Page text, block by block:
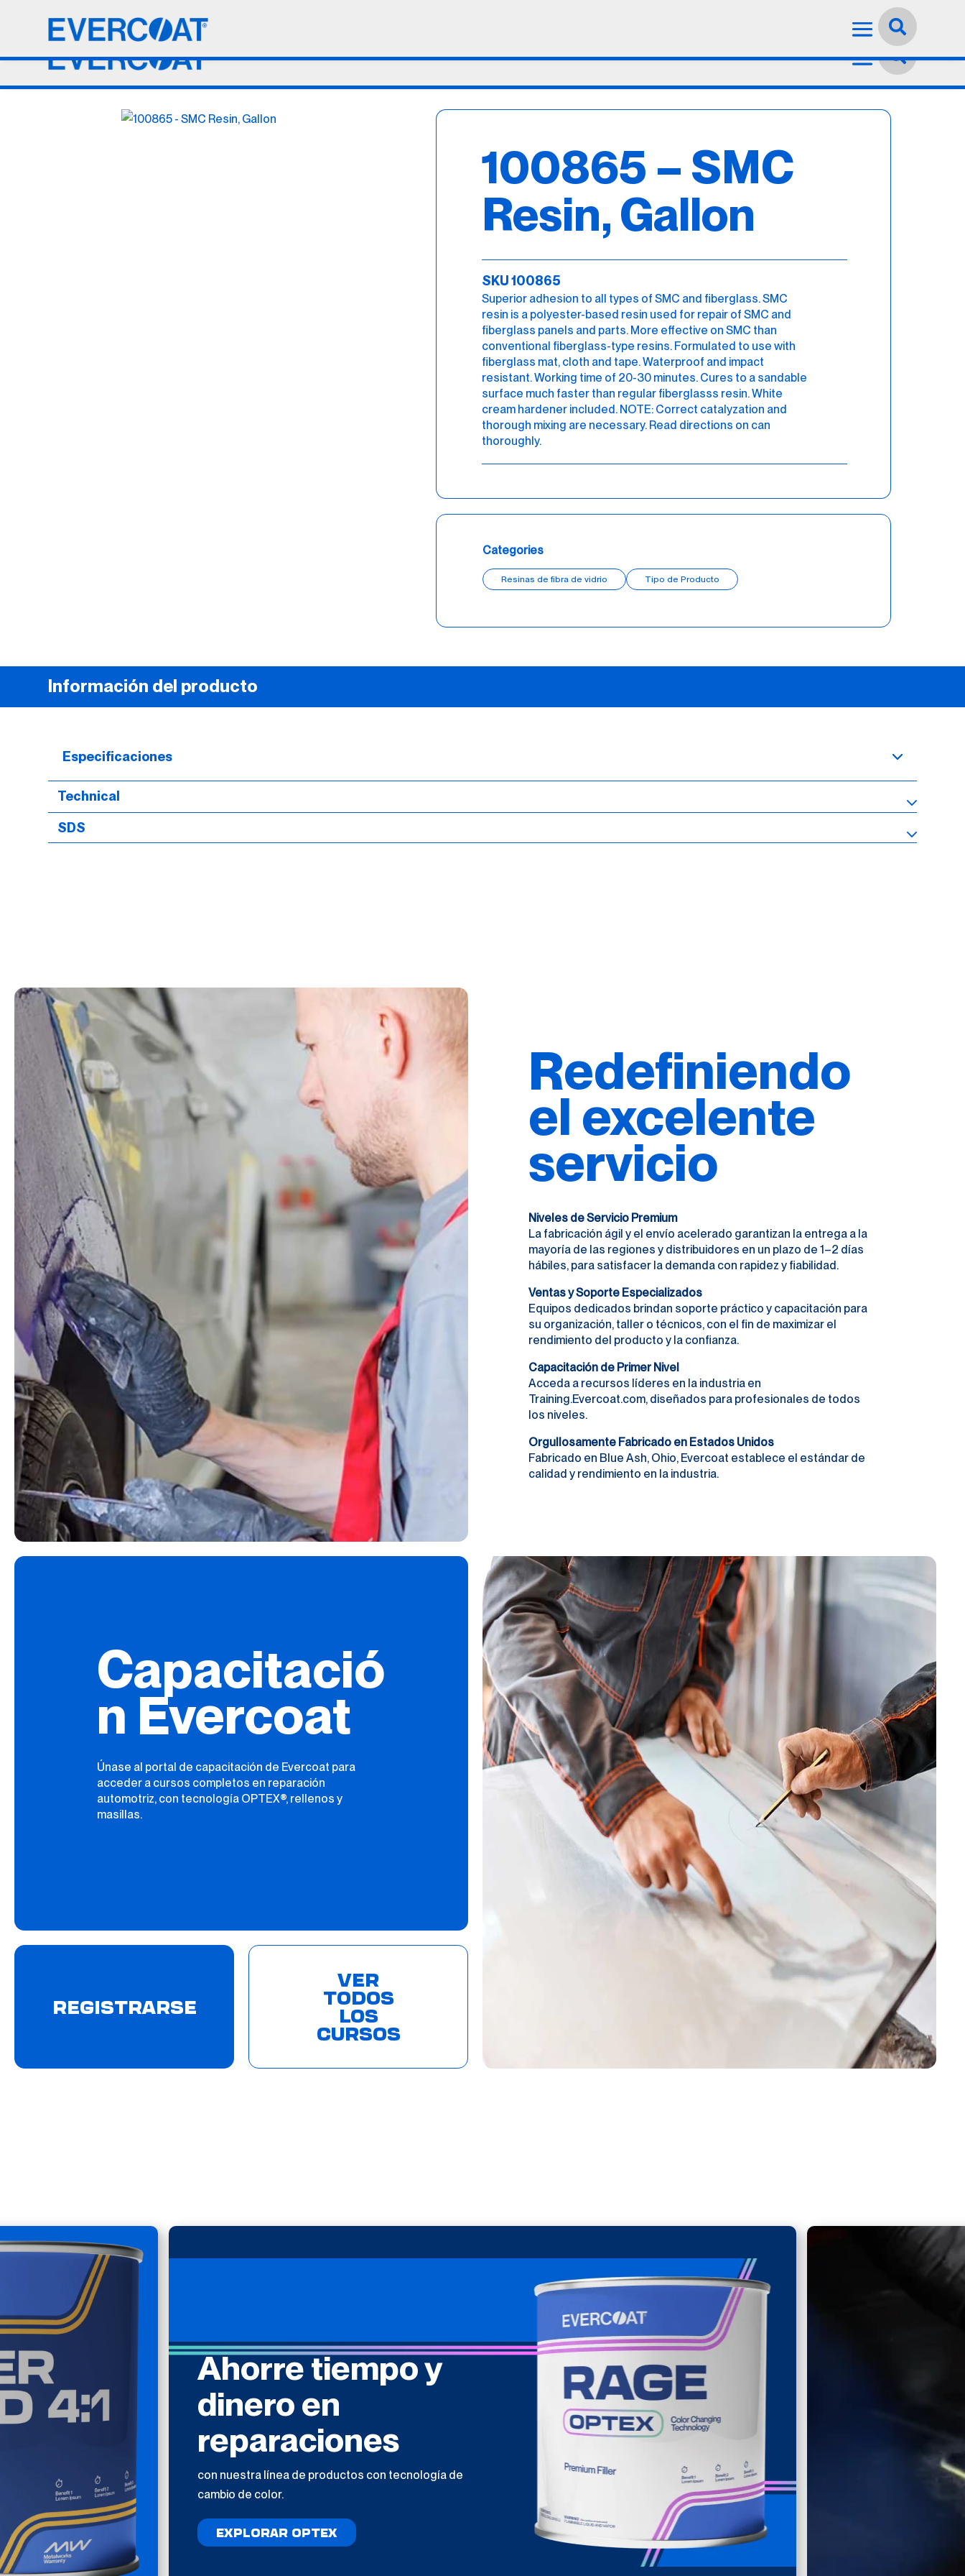
Español


100865 – SMC
Resin, Gallon
SKU 100865
Superior adhesion to all types of SMC and fiberglass. SMC
resin is a polyester-based resin used for repair of SMC and
fiberglass panels and parts. More effective on SMC than
conventional fiberglass-type resins. Formulated to use with
fiberglass mat, cloth and tape. Waterproof and impact
resistant. Working time of 20-30 minutes. Cures to a sandable
surface much faster than regular fiberglasss resin. White
cream hardener included. NOTE: Correct catalyzation and
thorough mixing are necessary. Read directions on can
thoroughly.
Categories
Resinas de fibra de vidrio Tipo de Producto
Información del producto
Especificaciones
Technical
SDS
Redefiniendo
el excelente
servicio
Niveles de Servicio Premium
La fabricación ágil y el envío acelerado garantizan la entrega a la
mayoría de las regiones y distribuidores en un plazo de 1–2 días
hábiles, para satisfacer la demanda con rapidez y fiabilidad.
Ventas y Soporte Especializados
Equipos dedicados brindan soporte práctico y capacitación para
su organización, taller o técnicos, con el fin de maximizar el
rendimiento del producto y la confianza.
Capacitación de Primer Nivel
Acceda a recursos líderes en la industria en
Training.Evercoat.com, diseñados para profesionales de todos
los niveles.
Orgullosamente Fabricado en Estados Unidos
Fabricado en Blue Ash, Ohio, Evercoat establece el estándar de
calidad y rendimiento en la industria.
Capacitació
n Evercoat
Únase al portal de capacitación de Evercoat para
acceder a cursos completos en reparación
automotriz, con tecnología OPTEX®, rellenos y
masillas.
REGISTRARSE
VER
TODOS
LOS
CURSOS
Ahorre tiempo y
dinero en
reparaciones
con nuestra línea de productos con tecnología de
cambio de color.
EXPLORAR OPTEX